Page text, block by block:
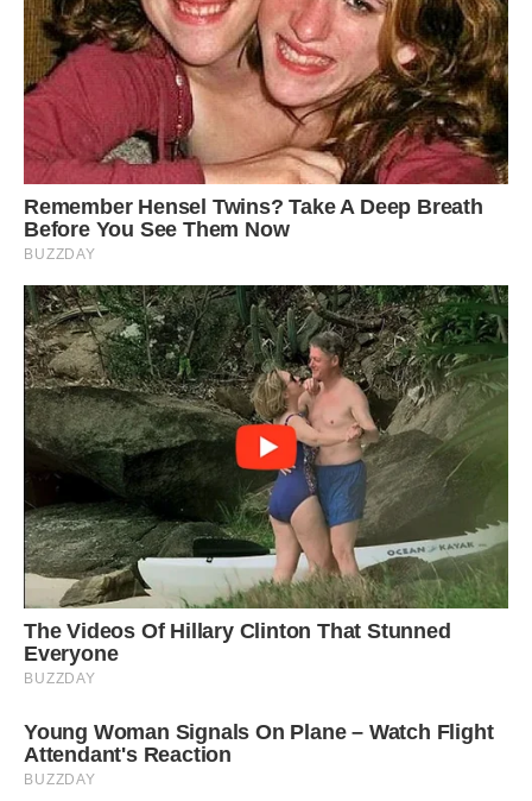
роботящі, ще собі заробите. У вас тепер досвід є».
Я випустила телефон. Він упав на дерев’яну підлогу, яку
Степан шліфував три тижні, щоб вона була гладкою, як
шовк. Екран не розбився — він просто продовжував
світитися, відбиваючи моє обличчя, яке за одну секунду
наше життя — то був лише декорація для чужого
збагачення.